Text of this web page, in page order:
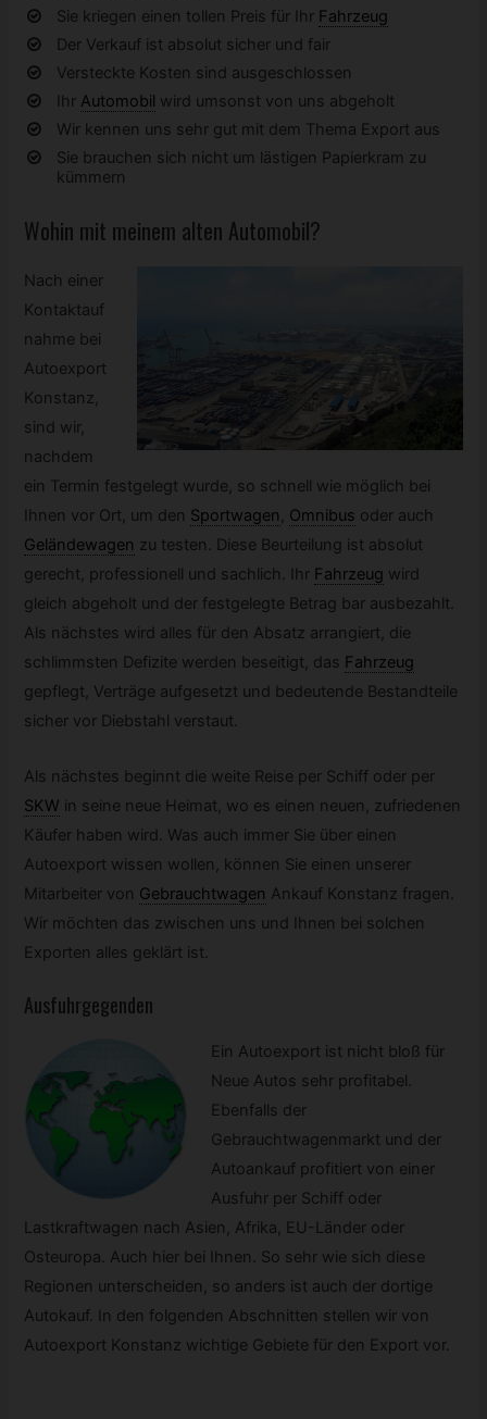
Sie kriegen einen tollen Preis für Ihr Fahrzeug
Der Verkauf ist absolut sicher und fair
Versteckte Kosten sind ausgeschlossen
Ihr Automobil wird umsonst von uns abgeholt
Wir kennen uns sehr gut mit dem Thema Export aus
Sie brauchen sich nicht um lästigen Papierkram zu
kümmern
Wohin mit meinem alten Automobil?
Nach einer
Kontaktauf
nahme bei
Autoexport
Konstanz,
sind wir,
nachdem
ein Termin festgelegt wurde, so schnell wie möglich bei
Ihnen vor Ort, um den Sportwagen , Omnibus oder auch
Geländewagen zu testen. Diese Beurteilung ist absolut
gerecht, professionell und sachlich. Ihr Fahrzeug wird
gleich abgeholt und der festgelegte Betrag bar ausbezahlt.
Als nächstes wird alles für den Absatz arrangiert, die
schlimmsten Defizite werden beseitigt, das Fahrzeug
gepflegt, Verträge aufgesetzt und bedeutende Bestandteile
sicher vor Diebstahl verstaut.
Als nächstes beginnt die weite Reise per Schiff oder per
SKW in seine neue Heimat, wo es einen neuen, zufriedenen
Käufer haben wird. Was auch immer Sie über einen
Autoexport wissen wollen, können Sie einen unserer
Mitarbeiter von Gebrauchtwagen Ankauf Konstanz fragen.
Wir möchten das zwischen uns und Ihnen bei solchen
Exporten alles geklärt ist.
Ausfuhrgegenden
Ein Autoexport ist nicht bloß für
Neue Autos sehr profitabel.
Ebenfalls der
Gebrauchtwagenmarkt und der
Autoankauf profitiert von einer
Ausfuhr per Schiff oder
Lastkraftwagen nach Asien, Afrika, EU-Länder oder
Osteuropa. Auch hier bei Ihnen. So sehr wie sich diese
Regionen unterscheiden, so anders ist auch der dortige
Autokauf. In den folgenden Abschnitten stellen wir von
Autoexport Konstanz wichtige Gebiete für den Export vor.